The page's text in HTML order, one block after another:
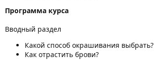
Программа курса
Вводный раздел
Какой способ окрашивания выбрать?
Как отрастить брови?